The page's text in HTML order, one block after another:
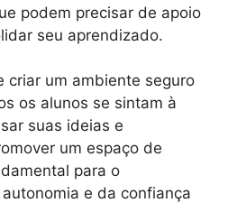
podem precisar de apoio
seu aprendizado.
criar um ambiente seguro
os alunos se sintam à
suas ideias e
um espaço de
para o
e da confiança